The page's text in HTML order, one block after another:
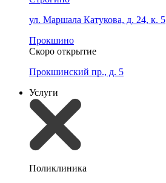
ул. Маршала Катукова, д. 24, к. 5
Прокшино
Скоро открытие
Прокшинский пр., д. 5
Услуги
Поликлиника